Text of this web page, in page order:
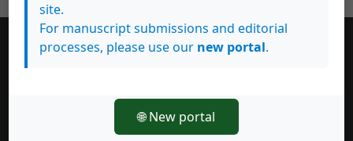
Normas de autor
site.
For manuscript submissions and editorial
processes, please use our new portal.
🌐 New portal